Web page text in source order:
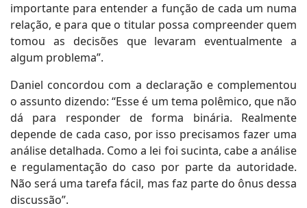
importante para entender a função de cada um numa
relação, e para que o titular possa compreender quem
tomou as decisões que levaram eventualmente a
algum problema”.
Daniel concordou com a declaração e complementou
o assunto dizendo: “Esse é um tema polêmico, que não
dá para responder de forma binária. Realmente
depende de cada caso, por isso precisamos fazer uma
análise detalhada. Como a lei foi sucinta, cabe a análise
e regulamentação do caso por parte da autoridade.
Não será uma tarefa fácil, mas faz parte do ônus dessa
discussão”.